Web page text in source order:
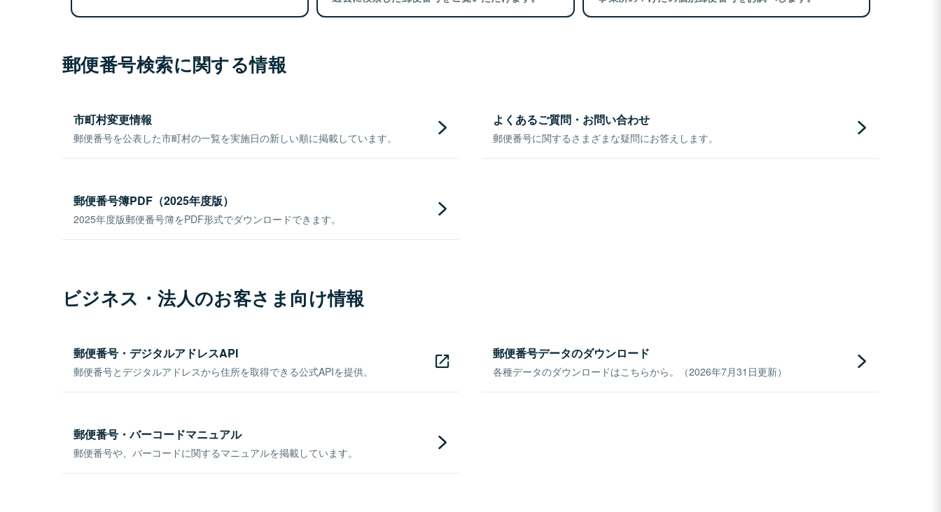
郵便番号検索に関する情報
市町村変更情報
郵便番号を公表した市町村の一覧を実施日の新しい順に掲載しています。
よくあるご質問・お問い合わせ
郵便番号に関するさまざまな疑問にお答えします。
郵便番号簿PDF（2025年度版）
2025年度版郵便番号簿をPDF形式でダウンロードできます。
ビジネス・法人のお客さま向け情報
郵便番号・デジタルアドレスAPI
郵便番号とデジタルアドレスから住所を取得できる公式APIを提供。
郵便番号データのダウンロード
各種データのダウンロードはこちらから。（2026年7月31日更新）
郵便番号・バーコードマニュアル
郵便番号や、バーコードに関するマニュアルを掲載しています。